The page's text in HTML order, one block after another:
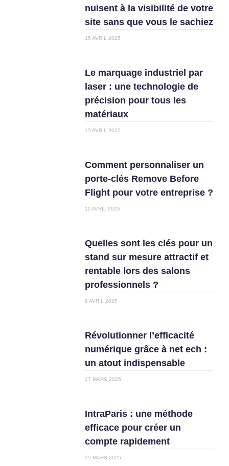
nuisent à la visibilité de votre
site sans que vous le sachiez
15 AVRIL 2025
Le marquage industriel par
laser : une technologie de
précision pour tous les
matériaux
15 AVRIL 2025
Comment personnaliser un
porte-clés Remove Before
Flight pour votre entreprise ?
11 AVRIL 2025
Quelles sont les clés pour un
stand sur mesure attractif et
rentable lors des salons
professionnels ?
9 AVRIL 2025
Révolutionner l’efficacité
numérique grâce à net ech :
un atout indispensable
27 MARS 2025
IntraParis : une méthode
efficace pour créer un
compte rapidement
25 MARS 2025